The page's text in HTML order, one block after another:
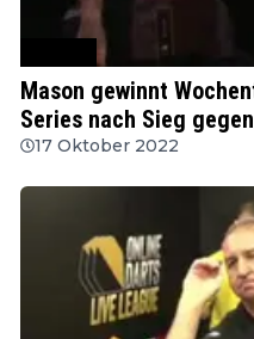
Mason gewinnt
Series nach Sieg
17 Oktober 2022